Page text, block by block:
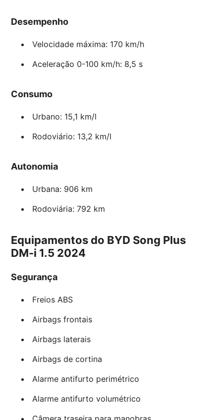
Desempenho
Velocidade máxima: 170 km/h
Aceleração 0-100 km/h: 8,5 s
Consumo
Urbano: 15,1 km/l
Rodoviário: 13,2 km/l
Autonomia
Urbana: 906 km
Rodoviária: 792 km
Equipamentos do BYD Song Plus
DM-i 1.5 2024
Segurança
Freios ABS
Airbags frontais
Airbags laterais
Airbags de cortina
Alarme antifurto perimétrico
Alarme antifurto volumétrico